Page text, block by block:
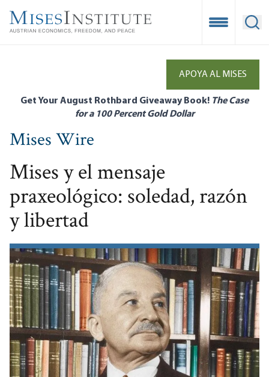
main
Open
APOYA AL MISES
Get Your August Rothbard Giveaway Book! The Case
for a 100 Percent Gold Dollar
Mises Wire
Mises y el mensaje
praxeológico: soledad, razón
y libertad